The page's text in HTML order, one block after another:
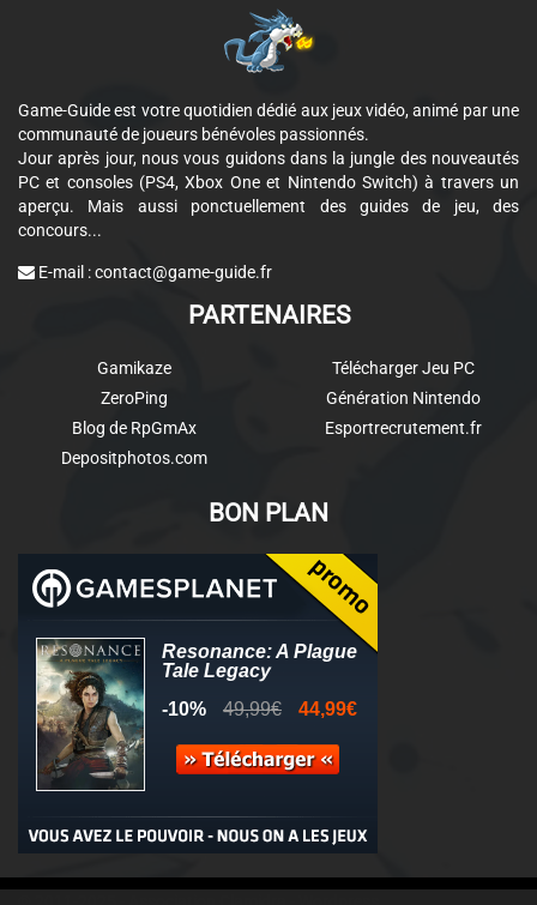
Game-Guide est votre quotidien dédié aux jeux vidéo, animé par une
communauté de joueurs bénévoles passionnés.
Jour après jour, nous vous guidons dans la jungle des nouveautés
PC et consoles (PS4, Xbox One et Nintendo Switch) à travers un
aperçu. Mais aussi ponctuellement des guides de jeu, des
concours...
E-mail :contact@game-guide.fr
PARTENAIRES
Gamikaze
ZeroPing
Blog de RpGmAx
Depositphotos.com
Télécharger Jeu PC
Génération Nintendo
Esportrecrutement.fr
BON PLAN